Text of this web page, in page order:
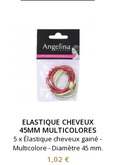
ELASTIQUE CHEVEUX
45MM MULTICOLORES
PAR 5
5 x Élastique cheveux gainé -
Multicolore - Diamètre 45 mm.
Prix
1,02 €